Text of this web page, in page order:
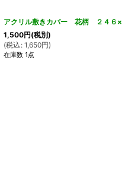
アクリル敷きカバー 花柄 ２４６
1,500円(税別)
(税込 : 1,650円)
在庫数 1点